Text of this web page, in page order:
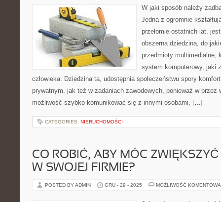
W jaki sposób należy
Jedną z ogromnie
przełomie ostatnich lat,
obszerna dziedzina, do
przedmioty multimedialne,
system komputerowy, jaki
człowieka. Dziedzina ta, udostępnia społeczeństwu spory
prywatnym, jak też w zadaniach zawodowych, ponieważ w przez
możliwość szybko komunikować się z innymi osobami, […]
CATEGORIES: NIERUCHOMOŚCI
CO ROBIĆ, ABY MÓC
W SWOJEJ FIRMIE?
POSTED BY ADMIN GRU - 29 - 2025 MOŻLIWOŚĆ